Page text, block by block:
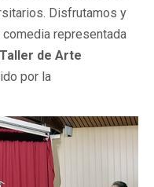
Disfrutamos y
comedia representada
Taller de Arte
por la